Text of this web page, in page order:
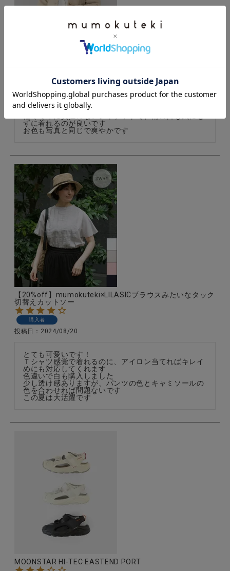
投稿日 2024/10/29
ずに着れるのが良いです
お色も写真と同じで爽やかです
【20%off】mumokuteki×LILASICブラウスみたいなタック
切替えカットソー
購入者
投稿日 2024/08/20
とても可愛いです！
Ｔシャツ感覚で着れるのに、アイロン当てればキレイ
めにも対応してくれます
色違いで白も購入しました
少し透け感ありますが、パンツの色とキャミソールの
色を合わせれば問題ないです
この夏は大活躍です
MOONSTAR HI-TEC EASTEND PORT